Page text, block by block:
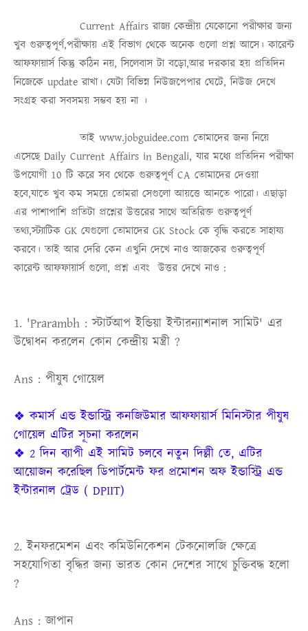
Current Affairs রাজ্য কেন্দ্রীয় যেকোনো পরীক্ষার জন্য
খুব গুরুত্বপূর্ণ,পরীক্ষায় এই বিভাগ থেকে অনেক গুলো প্রশ্ন আসে। কারেন্ট
আফফায়ার্স কিন্তু কঠিন নয়, সিলেবাস টা বড়ো,আর দরকার হয় প্রতিদিন
নিজেকে update রাখা। যেটা বিভিন্ন নিউজপেপার ঘেটে, নিউজ দেখে
সংগ্রহ করা সবসময় সম্ভব হয় না ।
তাই www.jobguidee.com তোমাদের জন্য নিয়ে
এসেছে Daily Current Affairs in Bengali, যার মধ্যে প্রতিদিন পরীক্ষা
উপযোগী 10 টি করে সব থেকে গুরুত্বপূর্ণ CA তোমাদের দেওয়া
হবে,যাতে খুব কম সময়ে তোমরা সেগুলো আয়ত্তে আনতে পারো। এছাড়া
এর পাশাপাশি প্রতিটা প্রশ্নের উত্তরের সাথে অতিরিক্ত গুরুত্বপূর্ণ
তথ্য,স্ট্যাটিক GK যেগুলো তোমাদের GK Stock কে বৃদ্ধি করতে সাহায্য
করবে। তাই আর দেরি কেন এখুনি দেখে নাও আজকের গুরুত্বপূর্ণ
কারেন্ট আফফায়ার্স গুলো, প্রশ্ন এবং উত্তর দেখে নাও :
1. 'Prarambh : স্টার্টআপ ইন্ডিয়া ইন্টারন্যাশনাল সামিট' এর
উদ্বোধন করলেন কোন কেন্দ্রীয় মন্ত্রী ?
Ans : পীযুষ গোয়েল
❖ কমার্স এন্ড ইন্ডাস্ট্রি কনজিউমার আফফায়ার্স মিনিস্টার পীযুষ
গোয়েল এটির সূচনা করলেন
❖ 2 দিন ব্যাপী এই সামিট চলবে নতুন দিল্লী তে, এটির
আয়োজন করেছিল ডিপার্টমেন্ট ফর প্রমোশন অফ ইন্ডাস্ট্রি এন্ড
ইন্টারনাল ট্রেড ( DPIIT)
2. ইনফরমেশন এবং কমিউনিকেশন টেকনোলজি ক্ষেত্রে
সহযোগিতা বৃদ্ধির জন্য ভারত কোন দেশের সাথে চুক্তিবদ্ধ হলো
?
Ans : জাপান